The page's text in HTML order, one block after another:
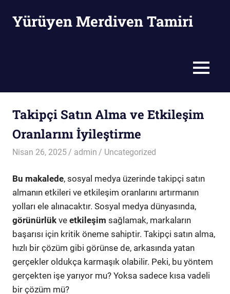
Yürüyen Merdiven Tamiri
MENU
Takipçi Satın Alma ve Etkileşim
Oranlarını İyileştirme
Nisan 26, 2025 admin Uncategorized
Bu makalede, sosyal medya üzerinde takipçi satın
almanın etkileri ve etkileşim oranlarını artırmanın
yolları ele alınacaktır. Sosyal medya dünyasında,
görünürlük ve etkileşim sağlamak, markaların
başarısı için kritik öneme sahiptir. Takipçi satın alma,
hızlı bir çözüm gibi görünse de, arkasında yatan
gerçekler oldukça karmaşık olabilir. Peki, bu yöntem
gerçekten işe yarıyor mu? Yoksa sadece kısa vadeli
bir çözüm mü?